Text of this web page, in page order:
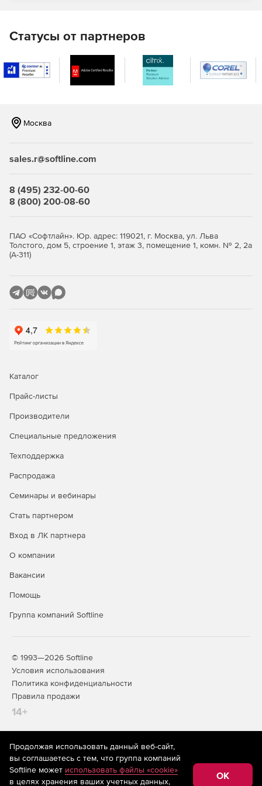
O&O DiskImage 5– инструмент для создания
виртуальных образов отдельных жестких дисков и целых
рабочих станций.
Резервирование и восстановление отдельных данных
комплекте.
драйверов, недоступных по умолчанию при запуске.
использования и очистки дискового пространства.
объем дискового пространства и замедляющих
Перемещение лишних файлов и освобождение
пространства на жестком диске.
Explorer.
O&O DriveLED 4
позволяющий вовремя распознать приближающийся
копию важных данных.
информации в соответствии с конкретными целями и
диска на несколько разделов.
конфиденциальных данных с жесткого диска без
мастер TotalErase позволяет безвозвратно удалить
O&O Enterprise Management Console 4
Удаленная установка продуктов компании O&O на
компьютеры сети.
Централизованный запуск задач на клиентских
Синхронизация отчетов.
Единая база данных.
Статусы от партнеров
Москва
sales.r@softline.com
8 (495) 232-00-60
8 (800) 200-08-60
ПАО «Софтлайн». Юр. адрес: 119021, г. Москва, ул. Льва
Толстого, дом 5, строение 1, этаж 3, помещение 1, комн. № 2, 2а
(А-311)
Каталог
Прайс-листы
Производители
Специальные предложения
Техподдержка
Распродажа
Семинары и вебинары
Стать партнером
Вход в ЛК партнера
О компании
Вакансии
Помощь
Группа компаний Softline
© 1993—2026 Softline
Условия использования
Политика конфиденциальности
Правила продажи
14+
На информационном ресурсе store.softline.ru применяются
рекомендательные технологии(информационные технологии
предоставления информации на основе сбора,
систематизации и анализа сведений, относящихся к
Продолжая использовать данный веб-сайт,
вы соглашаетесь с тем, что группа компаний
Softline может использовать файлы «cookie»
в целях хранения ваших учетных данных,
OK